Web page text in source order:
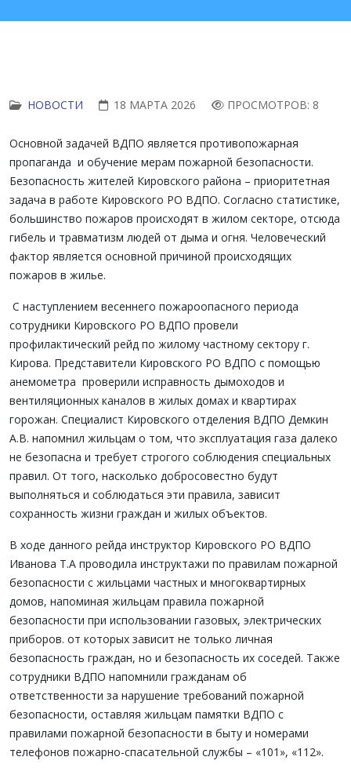
НОВОСТИ 18 МАРТА 2026 ПРОСМОТРОВ: 8
Основной задачей ВДПО является противопожарная
пропаганда и обучение мерам пожарной безопасности.
Безопасность жителей Кировского района – приоритетная
задача в работе Кировского РО ВДПО. Согласно статистике,
большинство пожаров происходят в жилом секторе, отсюда
гибель и травматизм людей от дыма и огня. Человеческий
фактор является основной причиной происходящих
пожаров в жилье.
С наступлением весеннего пожароопасного периода
сотрудники Кировского РО ВДПО провели
профилактический рейд по жилому частному сектору г.
Кирова. Представители Кировского РО ВДПО с помощью
анемометра проверили исправность дымоходов и
вентиляционных каналов в жилых домах и квартирах
горожан. Специалист Кировского отделения ВДПО Демкин
А.В. напомнил жильцам о том, что эксплуатация газа далеко
не безопасна и требует строгого соблюдения специальных
правил. От того, насколько добросовестно будут
выполняться и соблюдаться эти правила, зависит
сохранность жизни граждан и жилых объектов.
В ходе данного рейда инструктор Кировского РО ВДПО
Иванова Т.А проводила инструктажи по правилам пожарной
безопасности с жильцами частных и многоквартирных
домов, напоминая жильцам правила пожарной
безопасности при использовании газовых, электрических
приборов. от которых зависит не только личная
безопасность граждан, но и безопасность их соседей. Также
сотрудники ВДПО напомнили гражданам об
ответственности за нарушение требований пожарной
безопасности, оставляя жильцам памятки ВДПО с
правилами пожарной безопасности в быту и номерами
телефонов пожарно-спасательной службы – «101», «112».